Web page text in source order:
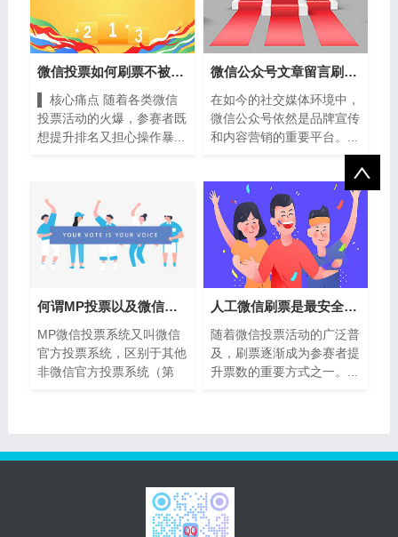
微信投票如何刷票不被发现？详解安全刷
▌ 核心痛点 随着各类微信
投票活动的火爆，参赛者既
想提升排名又担心操作暴...
微信公众号文章留言刷点赞的完整指南
在如今的社交媒体环境中，
微信公众号依然是品牌宣传
和内容营销的重要平台。...
何谓MP投票以及微信MP投票的分类
MP微信投票系统又叫微信
官方投票系统，区别于其他
非微信官方投票系统（第
人工微信刷票是最安全的吗？深度解析及
随着微信投票活动的广泛普
及，刷票逐渐成为参赛者提
升票数的重要方式之一。...